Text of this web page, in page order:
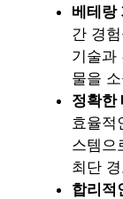
베테랑
간 경
기술과
물을
정확한
효율적
스템으
최단
합리적